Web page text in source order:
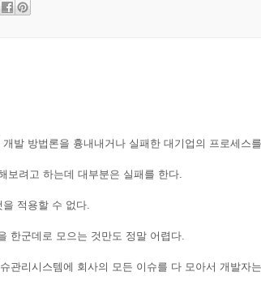
발 방법론을 흉내내거나 실패한 대기업의 프로세스
보려고 하는데 대부분은 실패를 한다.
적용할 수 없다.
한군데로 모으는 것만도 정말 어렵다.
관리시스템에 회사의 모든 이슈를 다 모아서 개발자